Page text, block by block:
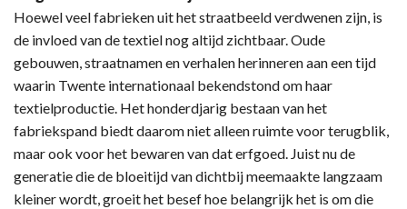
Hoewel veel fabrieken uit het straatbeeld verdwenen zijn, is
de invloed van de textiel nog altijd zichtbaar. Oude
gebouwen, straatnamen en verhalen herinneren aan een tijd
waarin Twente internationaal bekendstond om haar
textielproductie. Het honderdjarig bestaan van het
fabriekspand biedt daarom niet alleen ruimte voor terugblik,
maar ook voor het bewaren van dat erfgoed. Juist nu de
generatie die de bloeitijd van dichtbij meemaakte langzaam
kleiner wordt, groeit het besef hoe belangrijk het is om die